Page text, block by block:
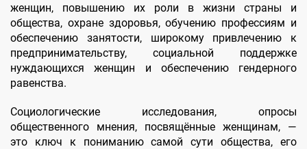
женщин, повышению их роли в жизни страны и
общества, охране здоровья, обучению профессиям и
обеспечению занятости, широкому привлечению к
предпринимательству, социальной поддержке
нуждающихся женщин и обеспечению гендерного
равенства.
Социологические исследования, опросы
общественного мнения, посвящённые женщинам, —
это ключ к пониманию самой сути общества, его